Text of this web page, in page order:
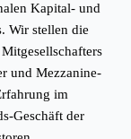
Kapital- und
Wir stellen die
und Mezzanine-
im
Geschäft der